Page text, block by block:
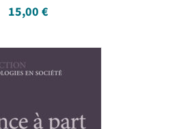
15,00 €